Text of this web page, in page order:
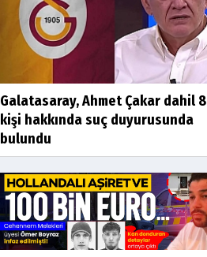
Galatasaray, Ahmet Çakar dahil 8
kişi hakkında suç duyurusunda
bulundu